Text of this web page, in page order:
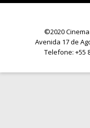
©2020
Avenida 17 de
Telefone: +55